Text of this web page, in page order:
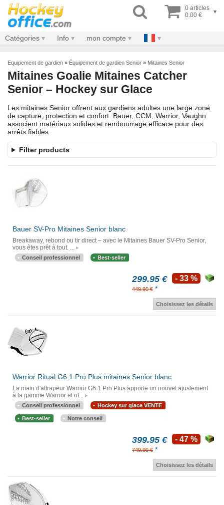
0 articles
0.00 €
▾
Catégories Info mon compte
Equipement de gardien » Équipement de gardien Senior » Mitaines Senior
Mitaines Goalie Mitaines Catcher
Senior – Hockey sur Glace
Les mitaines Senior offrent aux gardiens adultes une large zone
de capture, protection et confort. Bauer, CCM, Warrior, Vaughn
associent matériaux solides et rembourrage efficace pour des
arrêts fiables.
Filter products
Bauer SV-Pro Mitaines Senior blanc
Breakaway, rebond ou tir direct – avec le Mitaines Bauer SV-Pro Senior,
vous êtes prêt à tout. ...
Conseil professionnel Best-seller
299.95 €
449.90 € *
- 33 %
Choisissez les détails
Warrior Ritual G6.1 Pro Plus mitaines Senior blanc
La main d'attrapeur Warrior G6.1 Pro Plus apporte un nouvel ajustement
à la gamme Warrior et of...
Conseil professionnel Hockey sur glace VENTE
Best-seller Notre conseil
399.95 €
749.90 € *
- 47 %
Choisissez les détails